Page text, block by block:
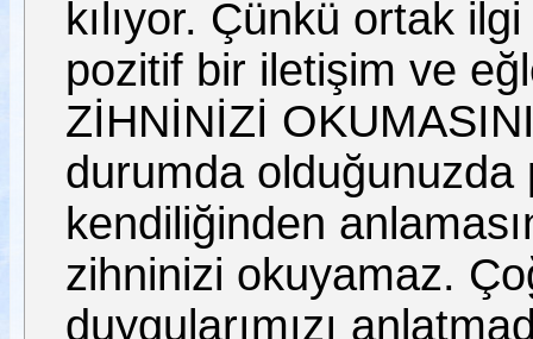
kılıyor. Çünkü ortak
pozitif bir iletişim ve
ZİHNİNİZİ
durumda olduğunuzda
kendiliğinden
zihninizi okuyamaz.
duygularımızı